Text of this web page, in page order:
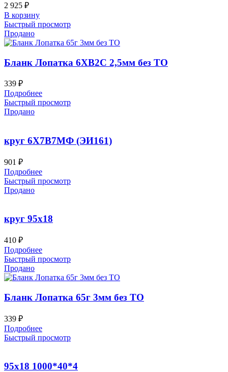
2 925 ₽
В корзину
Быстрый просмотр
Продано
Бланк Лопатка 6ХВ2С 2,5мм без ТО
339 ₽
Подробнее
Быстрый просмотр
Продано
круг 6Х7В7МФ (ЭИ161)
901 ₽
Подробнее
Быстрый просмотр
Продано
круг 95х18
410 ₽
Подробнее
Быстрый просмотр
Продано
Бланк Лопатка 65г 3мм без ТО
339 ₽
Подробнее
Быстрый просмотр
95х18 1000*40*4